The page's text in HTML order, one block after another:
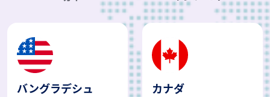
バングラデシュ カナダ